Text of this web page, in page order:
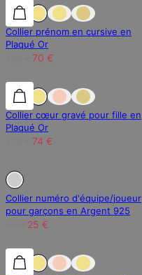
30% de réduction
Collier prénom en cursive en
Plaqué Or
70 €
30% de réduction
Collier cœur gravé pour fille en
Plaqué Or
74 €
En Rupture de Stock
Collier numéro d'équipe/joueur
pour garçons en Argent 925
25 €
30% de réduction